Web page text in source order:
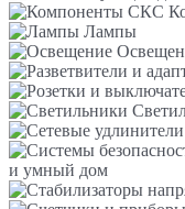
Лампы
и умный дом